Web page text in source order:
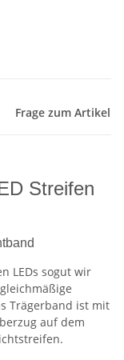
Frage zum Artikel
Streifen
LEDs sogut wir
Trägerband ist mit
auf dem